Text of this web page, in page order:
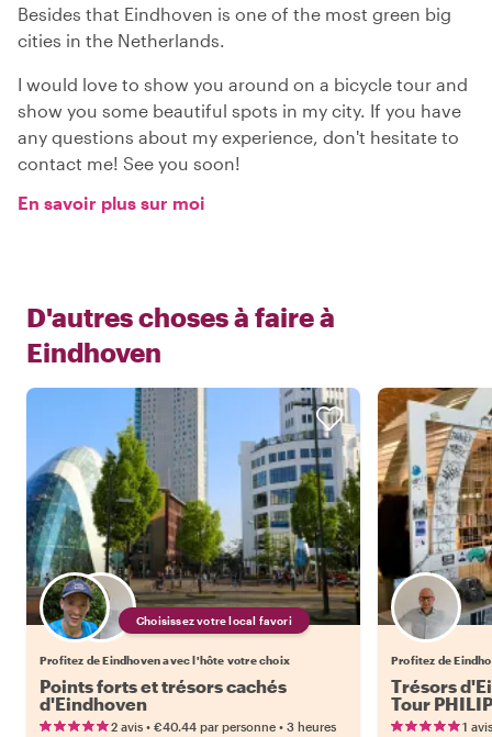
Besides that Eindhoven is one of the most green big
cities in the Netherlands.
I would love to show you around on a bicycle tour and
show you some beautiful spots in my city. If you have
any questions about my experience, don't hesitate to
contact me! See you soon!
En savoir plus sur moi
D'autres choses à faire à
Eindhoven
Choisissez votre local favori
Profitez de Eindhoven avec l'hôte votre choix
Points forts et trésors cachés
d'Eindhoven
2 avis • €40.44 par personne • 3 heures
Profitez de
Trésors
Tour
1 avis